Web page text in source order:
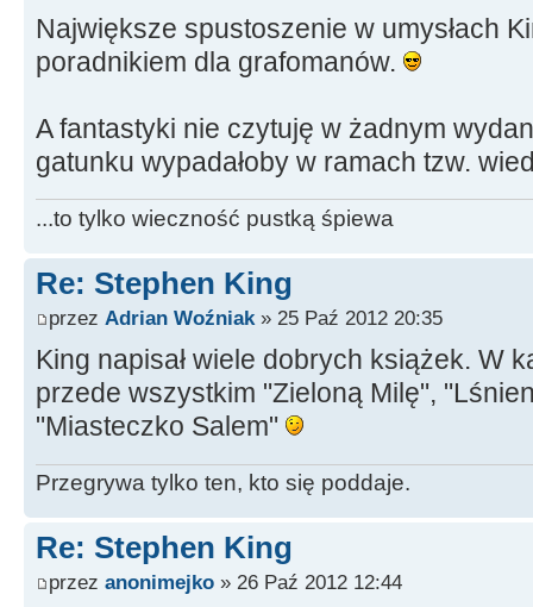
Największe spustoszenie w umysłach
poradnikiem dla grafomanów.
A fantastyki nie czytuję w żadnym
gatunku wypadałoby w ramach tzw.
...to tylko wieczność pustką śpiewa
Re: Stephen King
przez Adrian Woźniak» 25 Paź 2012 20:35
King napisał wiele dobrych książek. W
przede wszystkim "Zieloną Milę",
"Miasteczko Salem"
Przegrywa tylko ten, kto się poddaje.
Re: Stephen King
przez anonimejko » 26 Paź 2012 12:44